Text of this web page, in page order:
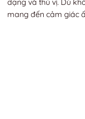
mang đến cảm giác